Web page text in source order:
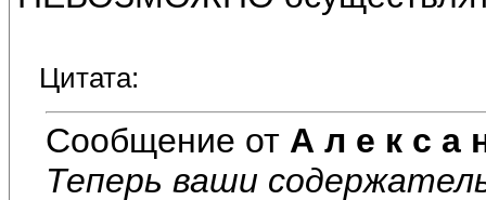
Цитата:
Сообщение от А л е к с а
Теперь ваши